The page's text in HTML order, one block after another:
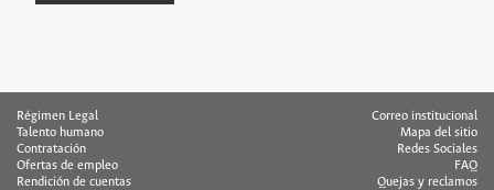
Régimen Legal
Talento humano
Contratación
Ofertas de empleo
Rendición de cuentas
Correo institucional
Mapa del sitio
Redes Sociales
FAQ
Quejas y reclamos